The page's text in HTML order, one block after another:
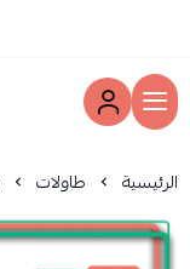
الرئيسية طاولات